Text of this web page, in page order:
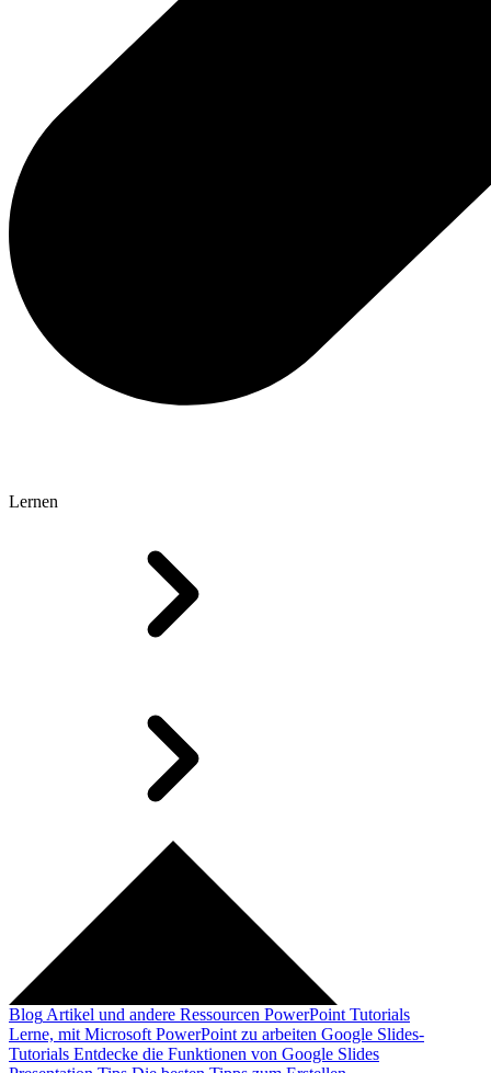
Lernen
Blog Artikel und andere Ressourcen PowerPoint Tutorials
Lerne, mit Microsoft PowerPoint zu arbeiten Google Slides-
Tutorials Entdecke die Funktionen von Google Slides